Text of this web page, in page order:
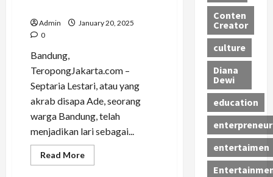
Admin
January 20, 2025
0
Bandung,
TeropongJakarta.com –
Septaria Lestari, atau yang
akrab disapa Ade, seorang
warga Bandung, telah
menjadikan lari sebagai...
Read MoreRead
more
Conten
Creator
culture
Diana
Dewi
education
enterpreneur
entertaimen